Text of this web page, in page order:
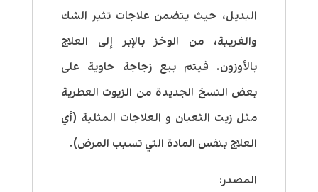
البديل، حيث يتضمن علاجات تثير الشك
والغريبة، من الوخز بالإبر إلى العلاج
بالأوزون. فيتم بيع زجاجة حاوية على
بعض النسخ الجديدة من الزيوت العطرية
مثل زيت الثعبان و العلاجات المثلية (أي
العلاج بنفس المادة التي تسبب المرض).
المصدر: